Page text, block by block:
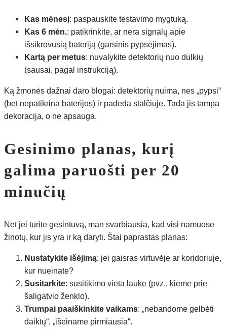
Kas mėnesį: paspauskite testavimo mygtuką.
Kas 6 mėn.: patikrinkite, ar nėra signalų apie
išsikrovusią bateriją (garsinis pypsėjimas).
Kartą per metus: nuvalykite detektorių nuo dulkių
(sausai, pagal instrukciją).
Ką žmonės dažnai daro blogai: detektorių nuima, nes „pypsi“
(bet nepatikrina baterijos) ir padeda stalčiuje. Tada jis tampa
dekoracija, o ne apsauga.
Gesinimo planas, kurį
galima paruošti per 20
minučių
Net jei turite gesintuvą, man svarbiausia, kad visi namuose
žinotų, kur jis yra ir ką daryti. Štai paprastas planas:
Nustatykite išėjimą: jei gaisras virtuvėje ar koridoriuje,
kur nueinate?
Susitarkite: susitikimo vieta lauke (pvz., kieme prie
šaligatvio ženklo).
Trumpai paaiškinkite vaikams: „nebandome gelbėti
daiktų“, „išeiname pirmiausia“.